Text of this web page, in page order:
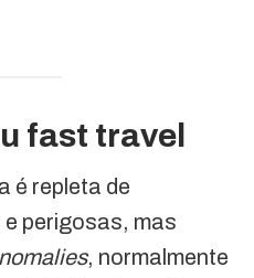
fast travel
é repleta de
perigosas, mas
, normalmente